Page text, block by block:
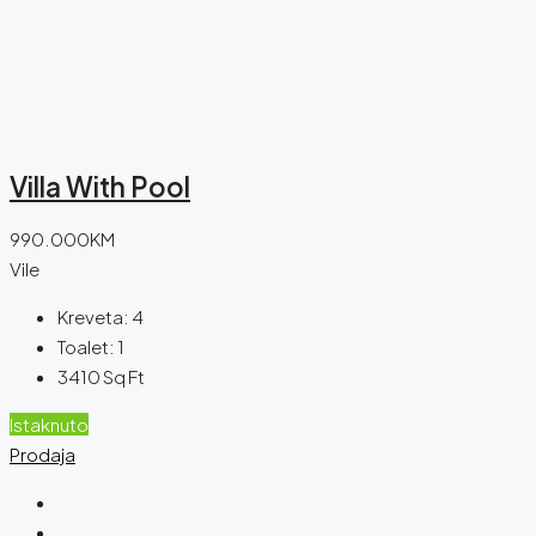
Villa With Pool
990.000KM
Vile
Kreveta: 4
Toalet: 1
3410Sq Ft
Istaknuto
Prodaja